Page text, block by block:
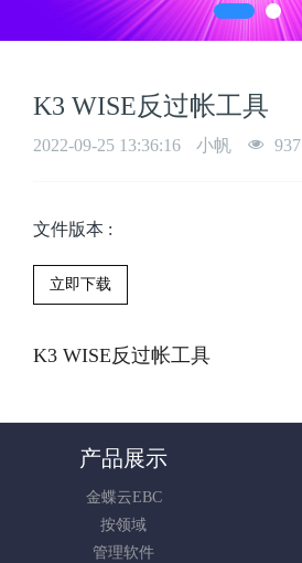
K3 WISE反过帐工具
2022-09-25 13:36:16 小帆 937
文件版本 :
立即下载
K3 WISE反过帐工具
产品展示
金蝶云EBC
按领域
管理软件